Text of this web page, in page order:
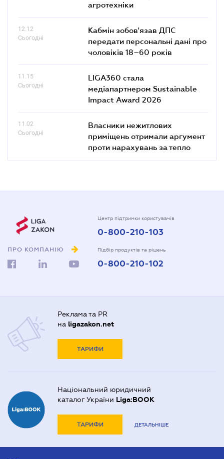
агротехніки
12.12
Сьогодні
Кабмін зобов'язав ДПС
передати персональні дані про
чоловіків 18–60 років
11.15
Сьогодні
LIGA360 стала
медіапартнером Sustainable
Impact Award 2026
11.02
Сьогодні
Власники нежитлових
приміщень отримали аргумент
проти нарахувань за тепло
ПРО КОМПАНІЮ
Центр підтримки користувачів
0-800-210-103
Підбір продуктів та рішень
0-800-210-102
Реклама та PR
на ligazakon.net
ТАРИФИ
Національний юридичний
каталог України Liga:BOOK
ТАРИФИ ДЕТАЛЬНІШЕ